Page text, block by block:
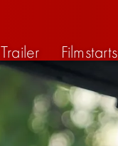
Trailer Filmstarts